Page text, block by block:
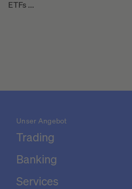
ETFs ...
Unser Angebot
Trading
Banking
Services